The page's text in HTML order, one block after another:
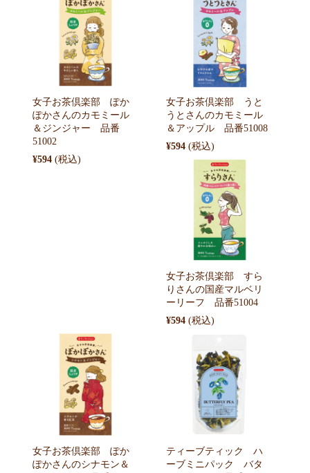
女子お茶倶楽部 ぽか
ぽかさんのカモミール
＆ジンジャー 品番
51002
¥594
女子お茶倶楽部 うと
うとさんのカモミール
＆アップル 品番51008
¥594
女子お茶倶楽部 すら
りさんの国産マルベリ
ーリーフ 品番51004
¥594
女子お茶倶楽部 ぽか
ぽかさんのシナモン＆
ティーブティック ハ
ーブミニパック バタ